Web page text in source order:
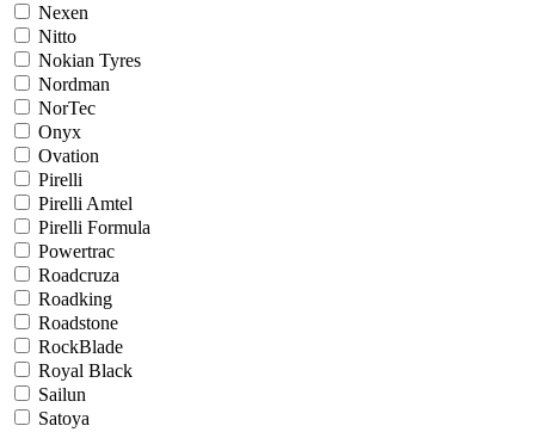
Nexen
Nitto
Nokian Tyres
Nordman
NorTec
Onyx
Ovation
Pirelli
Pirelli Amtel
Pirelli Formula
Powertrac
Roadcruza
Roadking
Roadstone
RockBlade
Royal Black
Sailun
Satoya